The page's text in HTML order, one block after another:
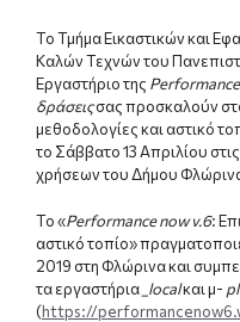
Το Τμήμα Εικαστικών και
Καλών Τεχνών του
Εργαστήριο της
δράσειςσας προσκαλούν
μεθοδολογίες και αστικό
το Σάββατο 13 Απριλίου
χρήσεων του Δήμου
To«Performance now v.6:
αστικό τοπίο»
2019 στη Φλώρινα και
τα εργαστήρια _localκαι μ-
(https://